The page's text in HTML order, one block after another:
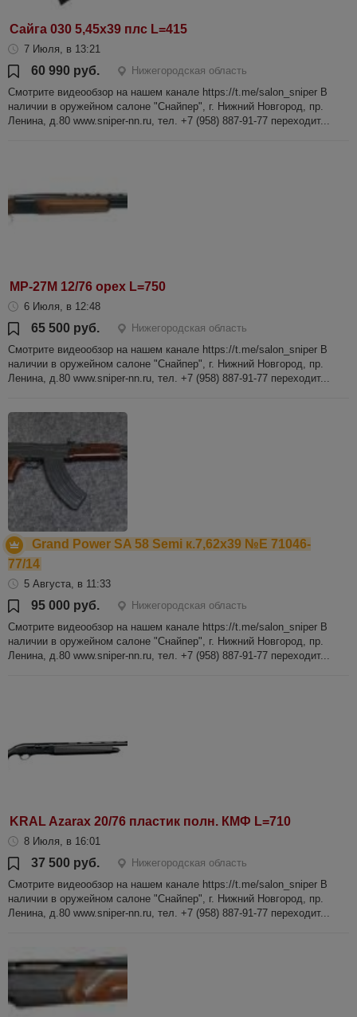
Сайга 030 5,45х39 плс L=415
7 Июля, в 13:21
60 990 руб.
Нижегородская область
Смотрите видеообзор на нашем канале https://t.me/salon_sniper В
наличии в оружейном салоне "Снайпер", г. Нижний Новгород, пр.
Ленина, д.80 www.sniper-nn.ru, тел. +7 (958) 887-91-77 переходит...
МР-27М 12/76 орех L=750
6 Июля, в 12:48
65 500 руб.
Нижегородская область
Смотрите видеообзор на нашем канале https://t.me/salon_sniper В
наличии в оружейном салоне "Снайпер", г. Нижний Новгород, пр.
Ленина, д.80 www.sniper-nn.ru, тел. +7 (958) 887-91-77 переходит...
Grand Power SA 58 Semi к.7,62х39 №Е 71046-
77/14
5 Августа, в 11:33
95 000 руб.
Нижегородская область
Смотрите видеообзор на нашем канале https://t.me/salon_sniper В
наличии в оружейном салоне "Снайпер", г. Нижний Новгород, пр.
Ленина, д.80 www.sniper-nn.ru, тел. +7 (958) 887-91-77 переходит...
KRAL Azarax 20/76 пластик полн. КМФ L=710
8 Июля, в 16:01
37 500 руб.
Нижегородская область
Смотрите видеообзор на нашем канале https://t.me/salon_sniper В
наличии в оружейном салоне "Снайпер", г. Нижний Новгород, пр.
Ленина, д.80 www.sniper-nn.ru, тел. +7 (958) 887-91-77 переходит...